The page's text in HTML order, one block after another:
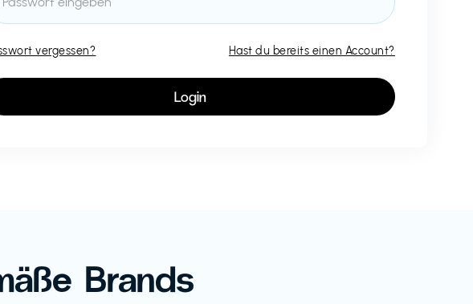
vergessen? Hast du bereits einen Account?
Brands